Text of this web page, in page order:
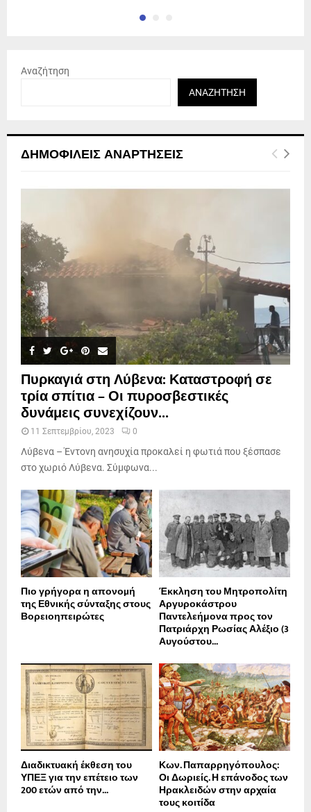
Αναζήτηση
ΑΝΑΖΉΤΗΣΗ
ΔΗΜΟΦΙΛΕΊΣ ΑΝΑΡΤΉΣΕΙΣ
Πυρκαγιά στη Λύβενα: Καταστροφή σε
τρία σπίτια – Οι πυροσβεστικές
δυνάμεις συνεχίζουν...
11 Σεπτεμβρίου, 2023 0
Λύβενα – Έντονη ανησυχία προκαλεί η φωτιά που ξέσπασε
στο χωριό Λύβενα. Σύμφωνα...
Πιο γρήγορα η απονοµή
της Εθνικής σύνταξης στους
Βορειοηπειρώτες
Έκκληση του Μητροπολίτη
Αργυροκάστρου
Παντελεήμονα προς τον
Πατριάρχη Ρωσίας Αλέξιο (3
Αυγούστου...
Διαδικτυακή έκθεση του
ΥΠΕΞ για την επέτειο των
200 ετών από την...
Κων. Παπαρρηγόπουλος:
Οι Δωριείς. Η επάνοδος των
Ηρακλειδών στην αρχαία
τους κοιτίδα